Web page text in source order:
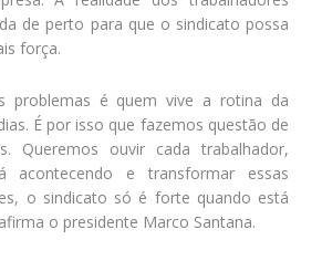
de perto para que o sindicato possa
força.
problemas é quem vive a rotina da
É por isso que fazemos questão de
Queremos ouvir cada trabalhador,
acontecendo e transformar essas
o sindicato só é forte quando está
o presidente Marco Santana.